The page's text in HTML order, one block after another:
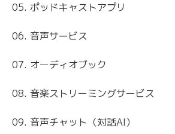
05. ポッドキャストアプリ
06. 音声サービス
07. オーディオブック
08. 音楽ストリーミングサービス
09. 音声チャット（対話AI）